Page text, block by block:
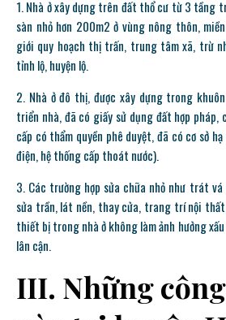
1. Nhà ở xây dựng trên đất thổ cư từ 3 tầng
sàn nhỏ hơn 200m2 ở vùng nông thôn,
giới quy hoạch thị trấn, trung tâm xã, trừ
tỉnh lộ, huyện lộ.
2. Nhà ở đô thị, được xây dựng trong
triển nhà, đã có giấy sử dụng đất hợp
cấp có thẩm quyền phê duyệt, đã có cơ sở
điện, hệ thống cấp thoát nước).
3. Các trường hợp sửa chữa nhỏ như trát
sửa trần, lát nền, thay cửa, trang trí nội
thiết bị trong nhà ở không làm ảnh hưởng
lân cận.
III. Những